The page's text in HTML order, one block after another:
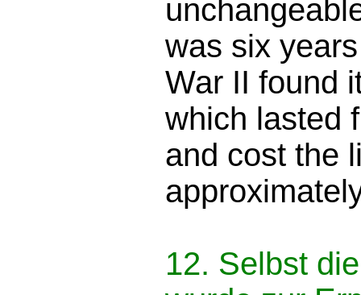
was six
War II found
which lasted
and cost the
12. Selbst